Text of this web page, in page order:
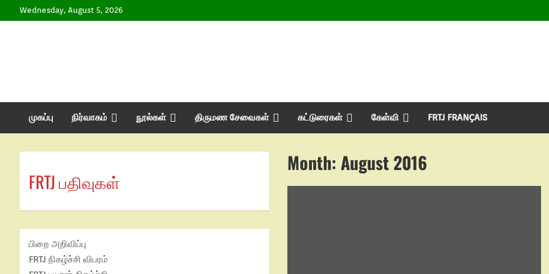
Wednesday, August 5, 2026
முகப்பு நிர்வாகம் நூல்கள் திருமண சேவைகள் கட்டுரைகள் கேள்வி FRTJ FRANÇAIS
Month:August 2016
FRTJ பதிவுகள்
பிறை அறிவிப்பு
FRTJ நிகழ்ச்சி விபரம்